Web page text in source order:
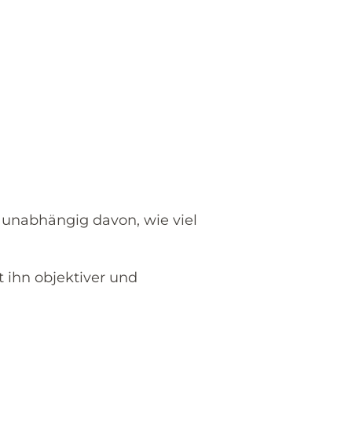
davon, wie viel
ihn objektiver und